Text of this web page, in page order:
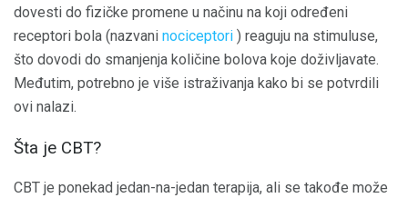
dovesti do fizičke promene u načinu na koji određeni
receptori bola (nazvani nociceptori ) reaguju na stimuluse,
što dovodi do smanjenja količine bolova koje doživljavate.
Međutim, potrebno je više istraživanja kako bi se potvrdili
ovi nalazi.
Šta je CBT?
CBT je ponekad jedan-na-jedan terapija, ali se takođe može